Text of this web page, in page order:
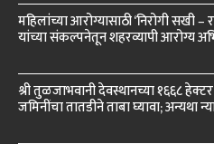
महिलांच्या आरोग्यासाठी ‘निरोगी सखी
यांच्या संकल्पनेतून शहरव्यापी आरोग्य
श्री तुळजाभवानी देवस्थानच्या १६६८
जमिनींचा तातडीने ताबा घ्यावा; अन्यथा